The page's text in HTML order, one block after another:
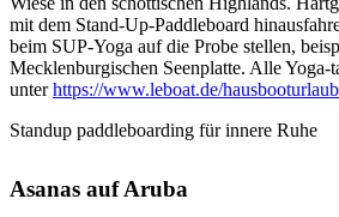
mit dem Stand-Up-Paddleboard
beim SUP-Yoga auf die Probe stellen,
Mecklenburgischen Seenplatte. Alle Yoga-
unterhttps://www.leboat.de/hausbooturlaub
Standup paddleboarding für innere Ruhe
Asanas auf Aruba